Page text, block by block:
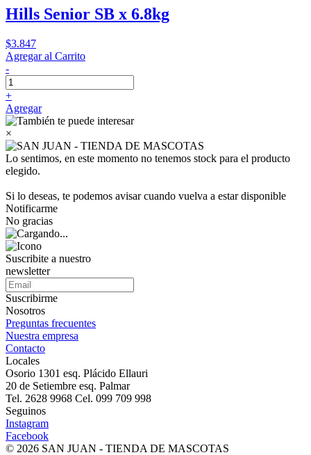
Hills Senior SB x 6.8kg
$3.847
Agregar al Carrito
-
+
Agregar
×
Lo sentimos, en este momento no tenemos stock para el producto
elegido.
Si lo deseas, te podemos avisar cuando vuelva a estar disponible
Notificarme
No gracias
Suscribite a nuestro
newsletter
Suscribirme
Nosotros
Preguntas frecuentes
Nuestra empresa
Contacto
Locales
Osorio 1301 esq. Plácido Ellauri
20 de Setiembre esq. Palmar
Tel. 2628 9968 Cel. 099 709 998
Seguinos
Instagram
Facebook
© 2026 SAN JUAN - TIENDA DE MASCOTAS